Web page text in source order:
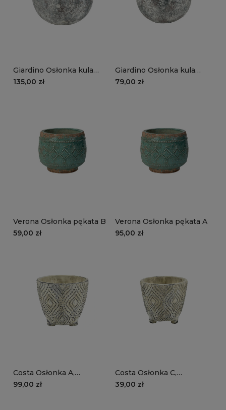
Giardino Osłonka kula
szara A
135,00 zł
Giardino Osłonka kula
szara B
79,00 zł
Verona Osłonka pękata B
59,00 zł
Verona Osłonka pękata A
95,00 zł
Costa Osłonka A,
betonowa osłonka wzór
99,00 zł
Costa Osłonka C,
betonowa osłonka wzór
39,00 zł